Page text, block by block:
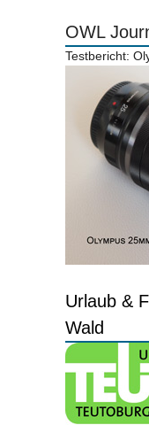
OWL
Testbericht:
Urlaub &
Wald